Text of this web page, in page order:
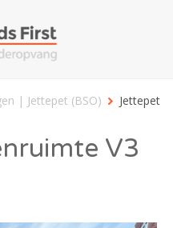
| Jettepet (BSO)
Jettepet
V3